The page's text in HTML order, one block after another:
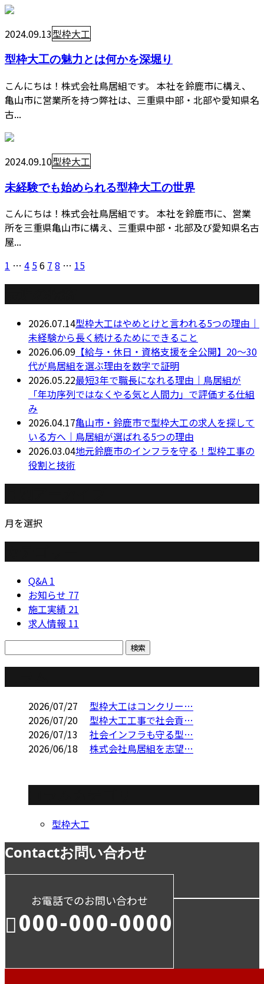
2024.09.13型枠大工
型枠大工の魅力とは何かを深堀り
こんにちは！株式会社鳥居組です。 本社を鈴鹿市に構え、
亀山市に営業所を持つ弊社は、三重県中部・北部や愛知県名
古...
2024.09.10型枠大工
未経験でも始められる型枠大工の世界
こんにちは！株式会社鳥居組です。 本社を鈴鹿市に、営業
所を三重県亀山市に構え、三重県中部・北部及び愛知県名古
屋...
1 … 4 56 7 8 … 15
2026.07.14型枠大工はやめとけと言われる5つの理由｜
未経験から長く続けるためにできること
2026.06.09 【給与・休日・資格支援を全公開】20〜30
代が鳥居組を選ぶ理由を数字で証明
2026.05.22最短3年で職長になれる理由｜鳥居組が
「年功序列ではなくやる気と人間力」で評価する仕組
み
2026.04.17亀山市・鈴鹿市で型枠大工の求人を探して
いる方へ｜鳥居組が選ばれる5つの理由
2026.03.04地元鈴鹿市のインフラを守る！型枠工事の
役割と技術
月を選択
Q&A 1
お知らせ 77
施工実績 21
求人情報 11
2026/07/27
型枠大工はコンクリー…
2026/07/20
型枠大工工事で社会貢…
2026/07/13
社会インフラも守る型…
2026/06/18
株式会社鳥居組を志望…
型枠大工
Contactお問い合わせ
お電話でのお問い合わせ
000-000-0000